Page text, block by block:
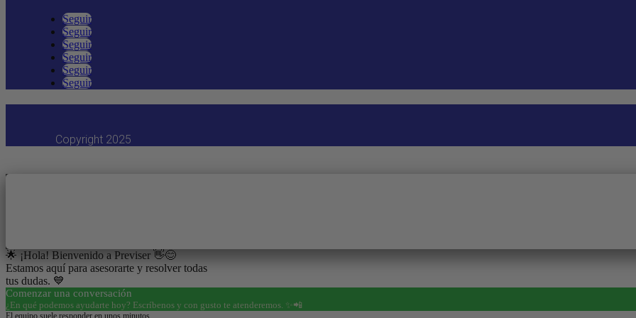
Seguir
Seguir
Seguir
Seguir
Seguir
Seguir
Copyright 2025
🌟 ¡Hola! Bienvenido a Previser 👋😊
Estamos aquí para asesorarte y resolver todas
tus dudas. 💙
Comenzar una conversación
¿En qué podemos ayudarte hoy? Escríbenos y con gusto te atenderemos. ✨📲